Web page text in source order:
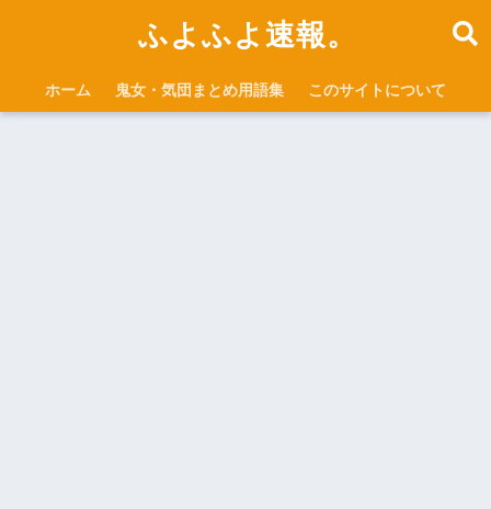
ふよふよ速報。
ホーム 鬼女・気団まとめ用語集 このサイトについて